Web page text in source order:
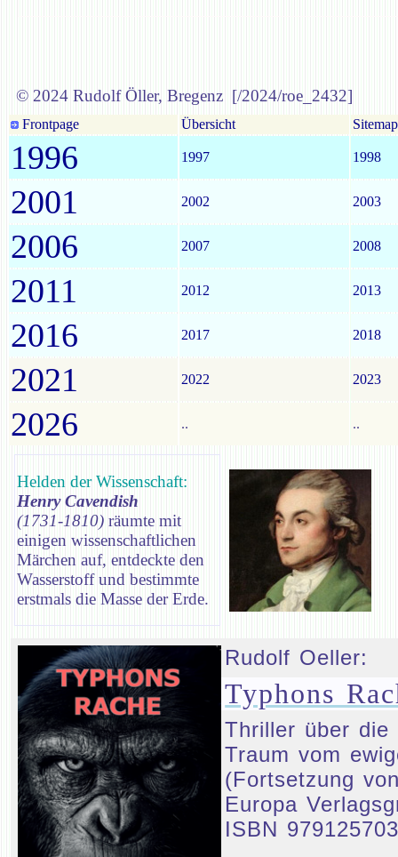
© 2024 Rudolf Öller, Bregenz [/2024/roe_2432]
Frontpage Übersicht Sitemap
1996 1997 1998
2001 2002 2003
2006 2007 2008
2011 2012 2013
2016 2017 2018
2021 2022 2023
2026 .. ..
Helden der Wissenschaft:
Henry Cavendish
(1731-1810) räumte mit
einigen wissenschaftlichen
Märchen auf, entdeckte den
Wasserstoff und bestimmte
erstmals die Masse der Erde.
Rudolf Oeller:
Typhons
Thriller über die
Traum vom
(Fortsetzung
Europa
ISBN